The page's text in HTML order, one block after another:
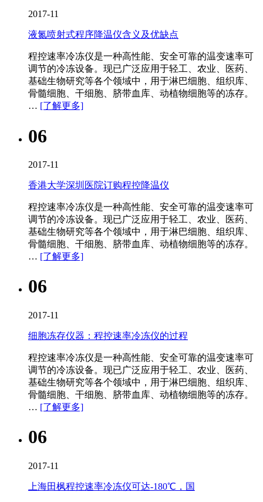
2017-11
液氮喷射式程序降温仪含义及优缺点
程控速率冷冻仪​是一种高性能、安全可靠的温变速率可
调节的冷冻设备。现已广泛应用于轻工、农业、医药、
基础生物研究等各个领域中，用于淋巴细胞、组织库、
骨髓细胞、干细胞、脐带血库、动植物细胞等的冻存。
… [了解更多]
06
2017-11
香港大学深圳医院订购程控降温仪
程控速率冷冻仪​是一种高性能、安全可靠的温变速率可
调节的冷冻设备。现已广泛应用于轻工、农业、医药、
基础生物研究等各个领域中，用于淋巴细胞、组织库、
骨髓细胞、干细胞、脐带血库、动植物细胞等的冻存。
… [了解更多]
06
2017-11
细胞冻存仪器：程控速率冷冻仪的过程
程控速率冷冻仪​是一种高性能、安全可靠的温变速率可
调节的冷冻设备。现已广泛应用于轻工、农业、医药、
基础生物研究等各个领域中，用于淋巴细胞、组织库、
骨髓细胞、干细胞、脐带血库、动植物细胞等的冻存。
… [了解更多]
06
2017-11
上海田枫程控速率冷冻仪可达-180℃，国